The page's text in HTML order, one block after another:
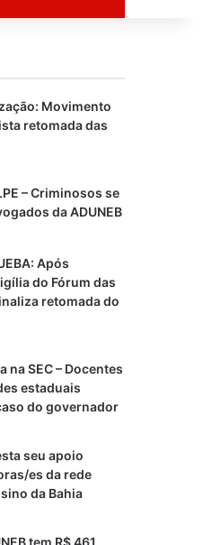
Movimento
retomada das
– Criminosos se
da ADUNEB
Após
do Fórum das
retomada do
na SEC – Docentes
estaduais
do governador
seu apoio
es da rede
da Bahia
tem R$ 461